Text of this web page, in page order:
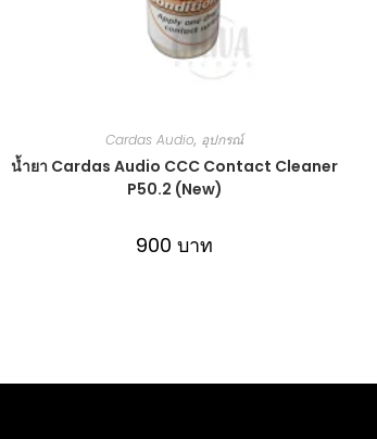
Cardas Audio, อุปกรณ์
น้ำยา Cardas Audio CCC Contact Cleaner
P50.2 (New)
900 บาท